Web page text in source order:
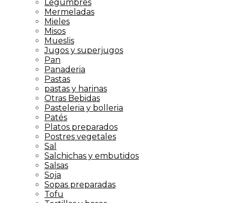
Legumbres
Mermeladas
Mieles
Misos
Mueslis
Jugos y superjugos
Pan
Panaderia
Pastas
pastas y harinas
Otras Bebidas
Pasteleria y bolleria
Patés
Platos preparados
Postres vegetales
Sal
Salchichas y embutidos
Salsas
Soja
Sopas preparadas
Tofu